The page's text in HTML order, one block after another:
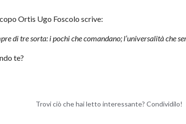
Ortis Ugo Foscolo scrive:
di tre sorta: i pochi che comandano; l’universalità che
te?
Trovi ciò che hai letto interessante? Condividilo!